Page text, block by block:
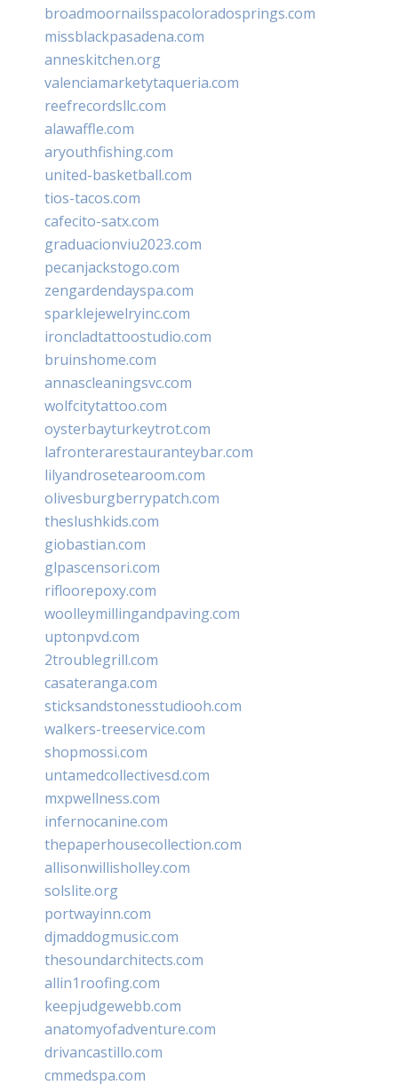
broadmoornailsspacoloradosprings.com
missblackpasadena.com
anneskitchen.org
valenciamarketytaqueria.com
reefrecordsllc.com
alawaffle.com
aryouthfishing.com
united-basketball.com
tios-tacos.com
cafecito-satx.com
graduacionviu2023.com
pecanjackstogo.com
zengardendayspa.com
sparklejewelryinc.com
ironcladtattoostudio.com
bruinshome.com
annascleaningsvc.com
wolfcitytattoo.com
oysterbayturkeytrot.com
lafronterarestauranteybar.com
lilyandrosetearoom.com
olivesburgberrypatch.com
theslushkids.com
giobastian.com
glpascensori.com
rifloorepoxy.com
woolleymillingandpaving.com
uptonpvd.com
2troublegrill.com
casateranga.com
sticksandstonesstudiooh.com
walkers-treeservice.com
shopmossi.com
untamedcollectivesd.com
mxpwellness.com
infernocanine.com
thepaperhousecollection.com
allisonwillisholley.com
solslite.org
portwayinn.com
djmaddogmusic.com
thesoundarchitects.com
allin1roofing.com
keepjudgewebb.com
anatomyofadventure.com
drivancastillo.com
cmmedspa.com